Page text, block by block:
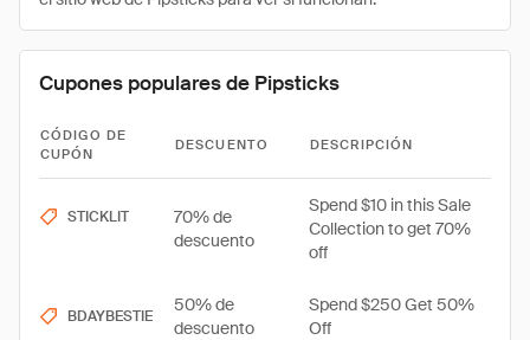
Cupones populares de Pipsticks
CÓDIGO DE
CUPÓN
DESCUENTO DESCRIPCIÓN
STICKLIT
70% de
descuento
Spend $10 in this Sale
Collection to get 70%
off
BDAYBESTIE
50% de
descuento
Spend $250 Get 50%
Off